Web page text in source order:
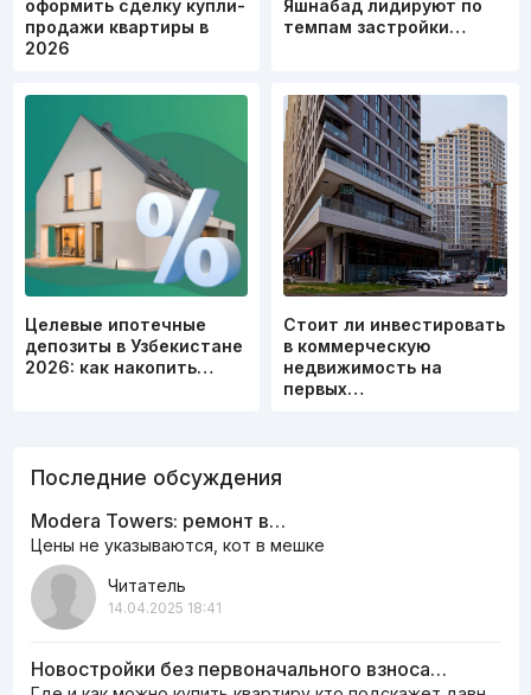
оформить сделку купли-
продажи квартиры в
2026
Яшнабад лидируют по
темпам застройки…
Целевые ипотечные
депозиты в Узбекистане
2026: как накопить…
Стоит ли инвестировать
в коммерческую
недвижимость на
первых…
Последние обсуждения
Modera Towers: ремонт в…
Цены не указываются, кот в мешке
Читатель
14.04.2025 18:41
Новостройки без первоначального взноса…